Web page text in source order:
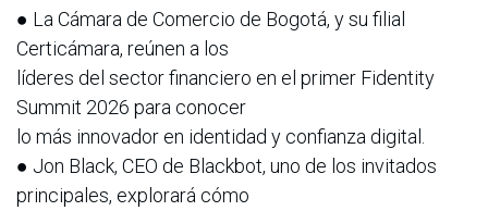
● La Cámara de Comercio de Bogotá, y su filial
Certicámara, reúnen a los
líderes del sector financiero en el primer Fidentity
Summit 2026 para conocer
lo más innovador en identidad y confianza digital.
● Jon Black, CEO de Blackbot, uno de los invitados
principales, explorará cómo